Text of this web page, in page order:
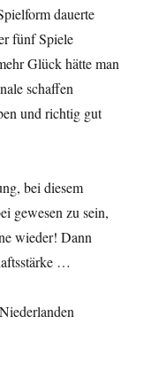
dauerte
fünf Spiele
Glück hätte man
schaffen
und richtig gut
bei diesem
gewesen zu sein,
wieder! Dann
…